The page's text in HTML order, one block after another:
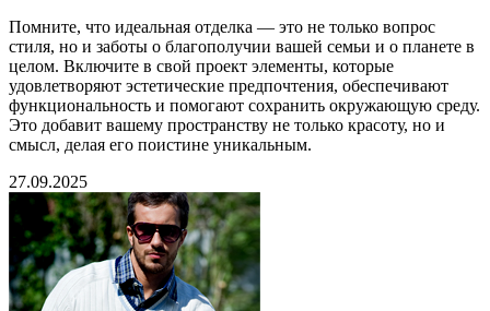
Помните, что идеальная отделка — это не только вопрос
стиля, но и заботы о благополучии вашей семьи и о планете в
целом. Включите в свой проект элементы, которые
удовлетворяют эстетические предпочтения, обеспечивают
функциональность и помогают сохранить окружающую среду.
Это добавит вашему пространству не только красоту, но и
смысл, делая его поистине уникальным.
27.09.2025